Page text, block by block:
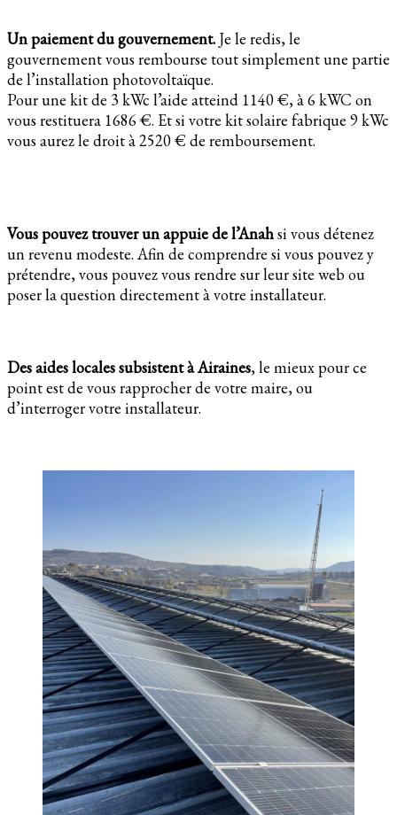
Un paiement du gouvernement. Je le redis, le
gouvernement vous rembourse tout simplement une partie
de l’installation photovoltaïque.
Pour une kit de 3 kWc l’aide atteind 1140 €, à 6 kWC on
vous restituera 1686 €. Et si votre kit solaire fabrique 9 kWc
vous aurez le droit à 2520 € de remboursement.
Vous pouvez trouver un appuie de l’Anahsi vous détenez
un revenu modeste. Afin de comprendre si vous pouvez y
prétendre, vous pouvez vous rendre sur leur site web ou
poser la question directement à votre installateur.
Des aides locales subsistent à Airaines, le mieux pour ce
point est de vous rapprocher de votre maire, ou
d’interroger votre installateur.